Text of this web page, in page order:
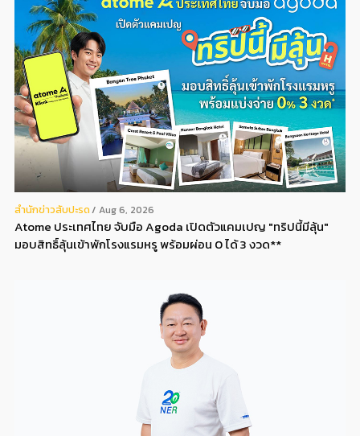
สํานักข่าวสับปะรด Aug 6, 2026
Atome ประเทศไทย จับมือ Agoda เปิดตัวแคมเปญ "ทริปนี้มีลุ้น"
มอบสิทธิ์ลุ้นเข้าพักโรงแรมหรู พร้อมผ่อน 0 ได้ 3 งวด**